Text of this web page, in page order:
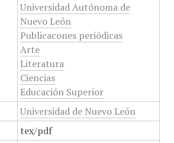
Universidad Autónoma de
Nuevo León
Publicacones periódicas
Arte
Literatura
Ciencias
Educación Superior
Universidad de Nuevo León
tex/pdf